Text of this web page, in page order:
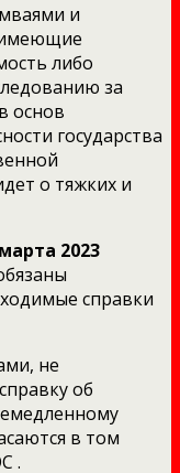
и
имеющие
либо
за
основ
государства
о тяжких и
2023
справки
не
об
в том
.